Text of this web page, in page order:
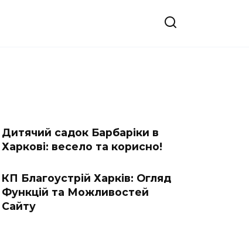
Дитячий садок Барбаріки в
Харкові: весело та корисно!
КП Благоустрій Харків: Огляд
Функцій та Можливостей
Сайту